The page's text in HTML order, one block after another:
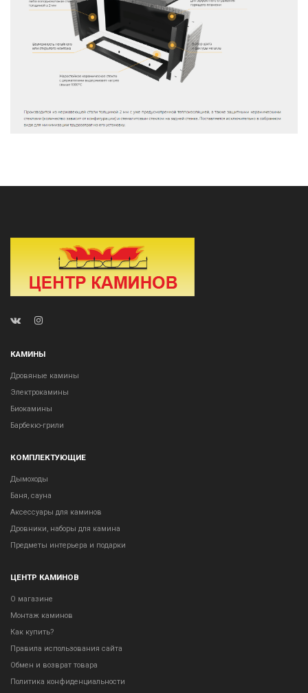
КАМИНЫ
Дровяные камины
Электрокамины
Биокамины
Барбекю-грили
КОМПЛЕКТУЮЩИЕ
Дымоходы
Баня, сауна
Аксессуары для каминов
Дровники, наборы для камина
Предметы интерьера и подарки
ЦЕНТР КАМИНОВ
О магазине
Монтаж каминов
Как купить?
Правила использования сайта
Обмен и возврат товара
Политика конфиденциальности